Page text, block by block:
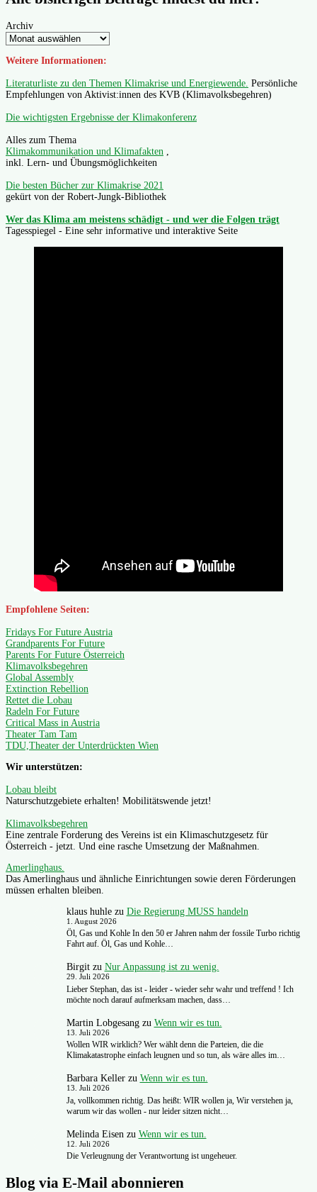
Archiv
Weitere Informationen:
Literaturliste zu den Themen Klimakrise und Energiewende. Persönliche
Empfehlungen von Aktivist:innen des KVB (Klimavolksbegehren)
Die wichtigsten Ergebnisse der Klimakonferenz
Alles zum Thema
Klimakommunikation und Klimafakten
inkl. Lern- und Übungsmöglichkeiten
Die besten Bücher zur Klimakrise 2021
gekürt von der Robert-Jungk-Bibliothek
Wer das Klima am meistens schädigt - und wer die Folgen trägt
Tagesspiegel - Eine sehr informative und interaktive Seite
Empfohlene Seiten:
Fridays For Future Austria
Grandparents For Future
Parents For Future Österreich
Klimavolksbegehren
Global Assembly
Extinction Rebellion
Rettet die Lobau
Radeln For Future
Critical Mass in Austria
Theater Tam Tam
TDU,Theater der Unterdrückten Wien
Wir unterstützen:
Lobau bleibt
Naturschutzgebiete erhalten! Mobilitätswende jetzt!
Klimavolksbegehren
Eine zentrale Forderung des Vereins ist ein Klimaschutzgesetz für
Österreich - jetzt. Und eine rasche Umsetzung der Maßnahmen.
Amerlinghaus.
Das Amerlinghaus und ähnliche Einrichtungen sowie deren Förderungen
müssen erhalten bleiben.
klaus huhlezu Die Regierung MUSS handeln
1. August 2026
Öl, Gas und Kohle In den 50 er Jahren nahm der fossile Turbo richtig
Fahrt auf. Öl, Gas und Kohle…
Birgitzu Nur Anpassung ist zu wenig.
29. Juli 2026
Lieber Stephan, das ist - leider - wieder sehr wahr und treffend ! Ich
möchte noch darauf aufmerksam machen, dass…
Martin Lobgesangzu Wenn wir es tun.
13. Juli 2026
Wollen WIR wirklich? Wer wählt denn die Parteien, die die
Klimakatastrophe einfach leugnen und so tun, als wäre alles im…
Barbara Kellerzu Wenn wir es tun.
13. Juli 2026
Ja, vollkommen richtig. Das heißt: WIR wollen ja, Wir verstehen ja,
warum wir das wollen - nur leider sitzen nicht…
Melinda Eisen zu Wenn wir es tun.
12. Juli 2026
Die Verleugnung der Verantwortung ist ungeheuer.
Blog via E-Mail abonnieren